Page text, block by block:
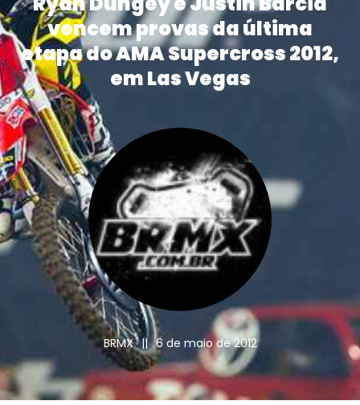
vencem provas da última
etapa do AMA Supercross 2012,
em Las Vegas
BRMX || 6 de maio de 2012